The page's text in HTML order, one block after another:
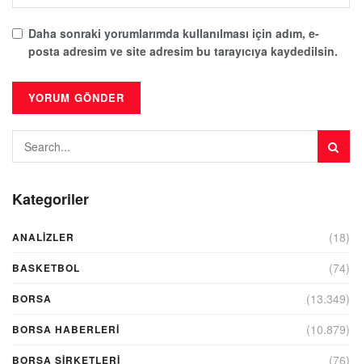
Daha sonraki yorumlarımda kullanılması için adım, e-
posta adresim ve site adresim bu tarayıcıya kaydedilsin.
Kategoriler
ANALIZLER (18)
BASKETBOL (74)
BORSA (13.349)
BORSA HABERLERI (10.879)
BORSA ŞIRKETLERI (76)